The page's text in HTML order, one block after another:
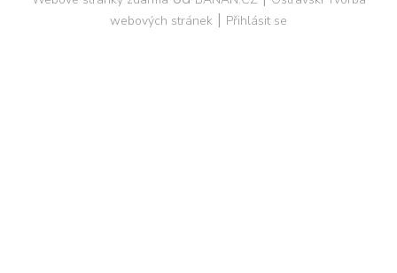
webových stránek | Přihlásit se